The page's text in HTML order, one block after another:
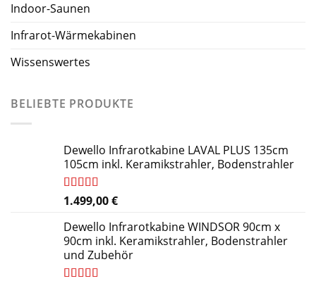
Indoor-Saunen
Infrarot-Wärmekabinen
Wissenswertes
BELIEBTE PRODUKTE
Dewello Infrarotkabine LAVAL PLUS 135cm
105cm inkl. Keramikstrahler, Bodenstrahler
Bewertet
4.91
von 5
1.499,00€
Dewello Infrarotkabine WINDSOR 90cm x
90cm inkl. Keramikstrahler, Bodenstrahler
und Zubehör